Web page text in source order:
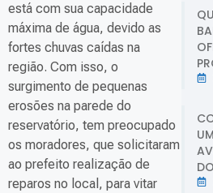
está com sua capacidade
máxima de água, devido as
fortes chuvas caídas na
região. Com isso, o
surgimento de pequenas
erosões na parede do
reservatório, tem preocupado
os moradores, que solicitaram
ao prefeito realização de
reparos no local, para vitar